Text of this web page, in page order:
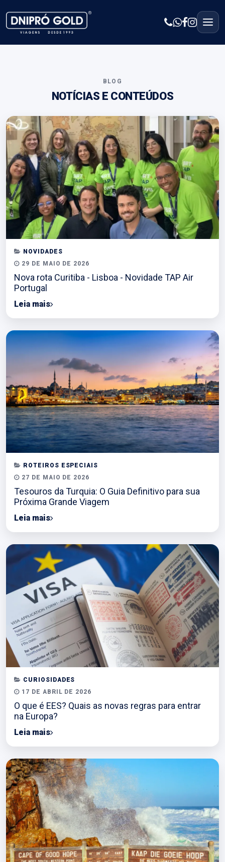
BLOG
NOTÍCIAS E CONTEÚDOS
NOVIDADES
29 DE MAIO DE 2026
Nova rota Curitiba - Lisboa - Novidade TAP Air
Portugal
Leia mais
ROTEIROS ESPECIAIS
27 DE MAIO DE 2026
Tesouros da Turquia: O Guia Definitivo para sua
Próxima Grande Viagem
Leia mais
CURIOSIDADES
17 DE ABRIL DE 2026
O que é EES? Quais as novas regras para entrar
na Europa?
Leia mais